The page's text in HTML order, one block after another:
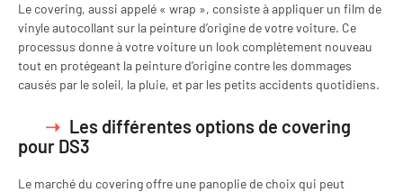
Le covering, aussi appelé « wrap », consiste à appliquer un film de
vinyle autocollant sur la peinture d’origine de votre voiture. Ce
processus donne à votre voiture un look complètement nouveau
tout en protégeant la peinture d’origine contre les dommages
causés par le soleil, la pluie, et par les petits accidents quotidiens.
Les différentes options de covering
pour DS3
Le marché du covering offre une panoplie de choix qui peut